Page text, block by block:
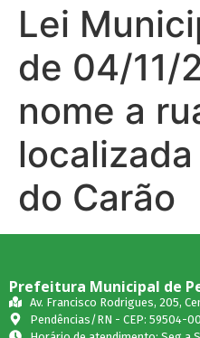
Lei
de 04/11/
nome a
do Carão
Prefeitura Municipal de
Av. Francisco Rodrigues, 205,
Pendências/RN - CEP: 59504-